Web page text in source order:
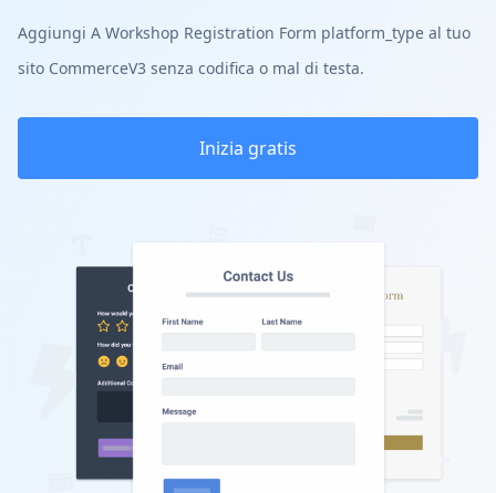
Aggiungi A Workshop Registration Form platform_type al tuo
sito CommerceV3 senza codifica o mal di testa.
Inizia gratis